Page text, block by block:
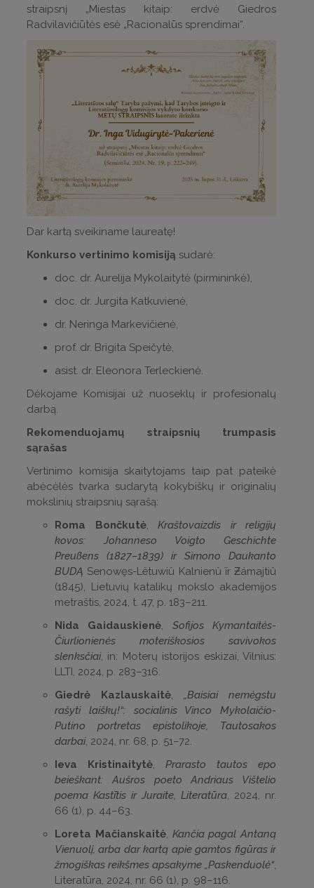
straipsnį „Miestas kitaip: erdvė Giedros
Radvilavičiūtės esė „Racionalūs sprendimai“.
Dar kartą sveikiname laureatę!
Konkurso vertinimo komisiją sudarė:
doc. dr. Aurelija Mykolaitytė (pirmininkė),
doc. dr. Jurgita Katkuvienė,
dr. Neringa Markevičienė,
prof. dr. Brigita Speičytė,
asist. dr. Eleonora Terleckienė.
Dėkojame Komisijai už nuoseklų ir profesionalų
darbą.
Rekomenduojamų straipsnių trumpasis
sąrašas
Vertinimo komisija skaitytojams taip pat pateikė
abėcėlės tvarka sudarytą kokybiškų ir originalių
mokslinių straipsnių sąrašą:
Roma Bončkutė, Kraštovaizdis ir religijų
kovos: Johanneso Voigto Geschichte
Preußens (1827–1839) ir Simono Daukanto
BUDĄ Senowęs-Lëtuwiû Kalnienû ĩr Ƶámajtiû
(1845), Lietuvių katalikų mokslo akademijos
metraštis, 2024, t. 47, p. 183–211.
Nida Gaidauskienė, Sofijos Kymantaitės-
Čiurlionienės moteriškosios savivokos
slenksčiai, in: Moterų istorijos eskizai, Vilnius:
LLTI, 2024, p. 283–316.
Giedrė Kazlauskaitė, „Baisiai nemėgstu
rašyti laiškų!“: socialinis Vinco Mykolaičio-
Putino portretas epistolikoje, Tautosakos
darbai, 2024, nr. 68, p. 51–72.
Ieva Kristinaitytė, Prarasto tautos epo
beieškant: Aušros poeto Andriaus Vištelio
poema Kastītis ir Juraite, Literatūra, 2024, nr.
66 (1), p. 44–63.
Loreta Mačianskaitė, Kančia pagal Antaną
Vienuolį, arba dar kartą apie gamtos figūras ir
žmogiškas reikšmes apsakyme „Paskenduolė“,
Literatūra, 2024, nr. 66 (1), p. 98–116.